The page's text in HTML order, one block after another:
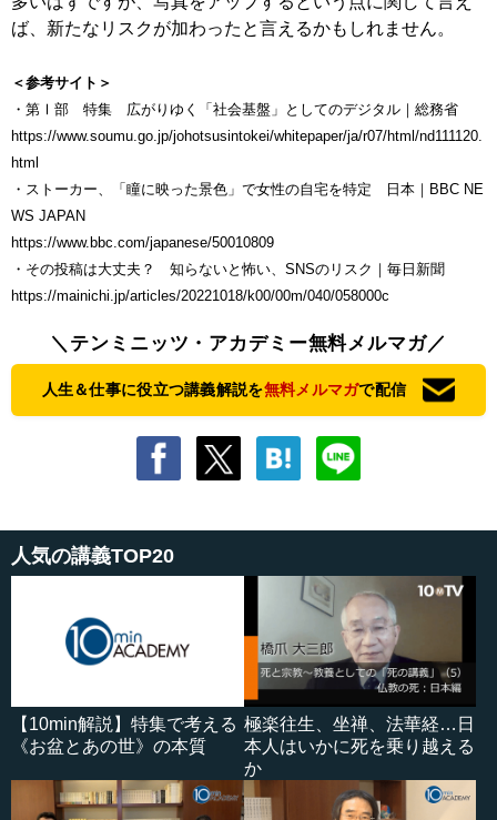
ば、新たなリスクが加わったと言えるかもしれません。
＜参考サイト＞
・第Ⅰ部 特集 広がりゆく「社会基盤」としてのデジタル｜総務省
https://www.soumu.go.jp/johotsusintokei/whitepaper/ja/r07/html/nd111120.
html
・ストーカー、「瞳に映った景色」で女性の自宅を特定 日本｜BBC NE
WS JAPAN
https://www.bbc.com/japanese/50010809
・その投稿は大丈夫？ 知らないと怖い、SNSのリスク｜毎日新聞
https://mainichi.jp/articles/20221018/k00/00m/040/058000c
＼テンミニッツ・アカデミー無料メルマガ／
人生＆仕事に役立つ講義解説を無料メルマガで配信
人気の講義TOP20
【10min解説】特集で考える
《お盆とあの世》の本質
極楽往生、坐禅、法華経…日
本人はいかに死を乗り越える
か